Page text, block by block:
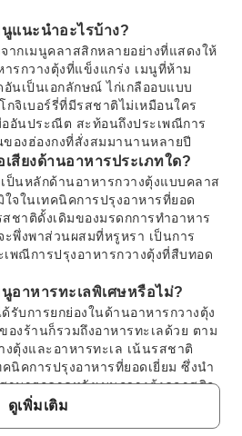
แนะนำอะไรบ้าง?
ากเมนูคลาสสิกหลายอย่างที่แสดงให้
ารกวางตุ้งที่แข็งแกร่ง เมนูที่ห้าม
นเป็นเอกลักษณ์ ไก่เกลืออบแบบ
จิเบอร์รี่ที่มีรสชาติไม่เหมือนใคร
อันประณีต สะท้อนถึงประเพณีการ
องฮ่องกงที่สั่งสมมานานหลายปี
สียงด้านอาหารประเภทใด?
ป็นหลักด้านอาหารกวางตุ้งแบบคลาส
จในเทคนิคการปรุงอาหารที่ยอด
ชาติดั้งเดิมของมรดกการทำอาหาร
พึ่งพาส่วนผสมที่หรูหรา เป็นการ
พณีการปรุงอาหารกวางตุ้งที่สืบทอด
อาหารทะเลพิเศษหรือไม่?
รับการยกย่องในด้านอาหารกวางตุ้ง
งร้านก็รวมถึงอาหารทะเลด้วย ตาม
งตุ้งและอาหารทะเล เน้นรสชาติ
นิคการปรุงอาหารที่ยอดเยี่ยม ซึ่งนำ
มารถคาดหวังเมนูกวางตุ้งคลาสสิก
รวมถึงอาหารทะเลสดใหม่ที่เป็น
ดูเพิ่มเติม